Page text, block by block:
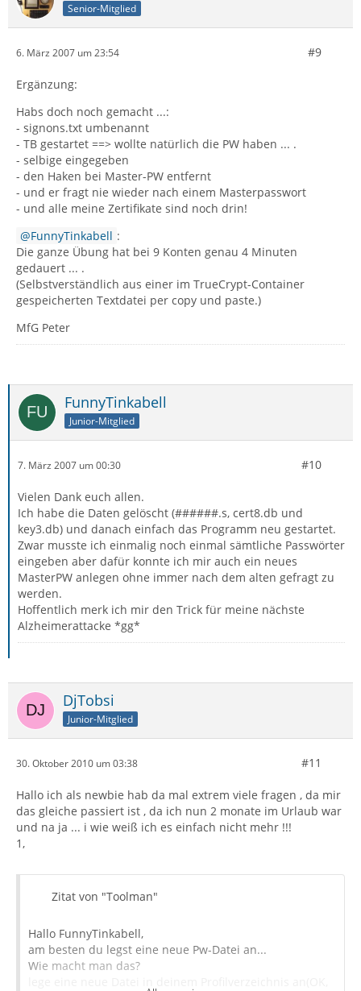
Senior-Mitglied
6. März 2007 um 23:54 #9
Ergänzung:
Habs doch noch gemacht ...:
- signons.txt umbenannt
- TB gestartet ==> wollte natürlich die PW haben ... .
- selbige eingegeben
- den Haken bei Master-PW entfernt
- und er fragt nie wieder nach einem Masterpasswort
- und alle meine Zertifikate sind noch drin!
FunnyTinkabell :
Die ganze Übung hat bei 9 Konten genau 4 Minuten
gedauert ... .
(Selbstverständlich aus einer im TrueCrypt-Container
gespeicherten Textdatei per copy und paste.)
MfG Peter
FunnyTinkabell
Junior-Mitglied
7. März 2007 um 00:30 #10
Vielen Dank euch allen.
Ich habe die Daten gelöscht (######.s, cert8.db und
key3.db) und danach einfach das Programm neu gestartet.
Zwar musste ich einmalig noch einmal sämtliche Passwörter
eingeben aber dafür konnte ich mir auch ein neues
MasterPW anlegen ohne immer nach dem alten gefragt zu
werden.
Hoffentlich merk ich mir den Trick für meine nächste
Alzheimerattacke *gg*
DjTobsi
Junior-Mitglied
30. Oktober 2010 um 03:38 #11
Hallo ich als newbie hab da mal extrem viele fragen , da mir
das gleiche passiert ist , da ich nun 2 monate im Urlaub war
und na ja ... i wie weiß ich es einfach nicht mehr !!!
1,
Zitat von "Toolman"
Hallo FunnyTinkabell,
am besten du legst eine neue Pw-Datei an...
Wie macht man das?